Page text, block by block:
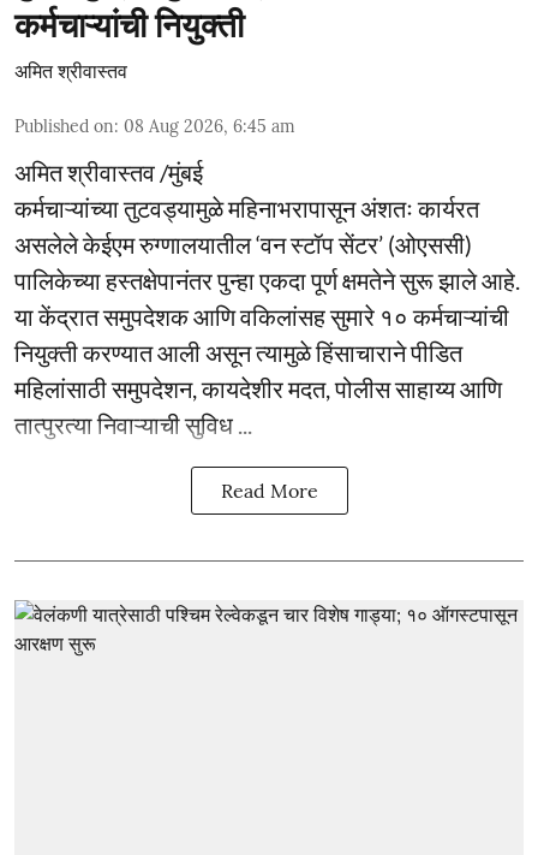
कर्मचाऱ्यांची नियुक्ती
अमित श्रीवास्तव
Published on: 08 Aug 2026, 6:45 am
अमित श्रीवास्तव /मुंबई
कर्मचाऱ्यांच्या तुटवड्यामुळे महिनाभरापासून अंशतः कार्यरत
असलेले केईएम रुग्णालयातील ‘वन स्टॉप सेंटर’ (ओएससी)
पालिकेच्या हस्तक्षेपानंतर पुन्हा एकदा पूर्ण क्षमतेने सुरू झाले आहे.
या केंद्रात समुपदेशक आणि वकिलांसह सुमारे १० कर्मचाऱ्यांची
नियुक्ती करण्यात आली असून त्यामुळे हिंसाचाराने पीडित
महिलांसाठी समुपदेशन, कायदेशीर मदत, पोलीस साहाय्य आणि
तात्पुरत्या निवाऱ्याची सुविध ...
Read More